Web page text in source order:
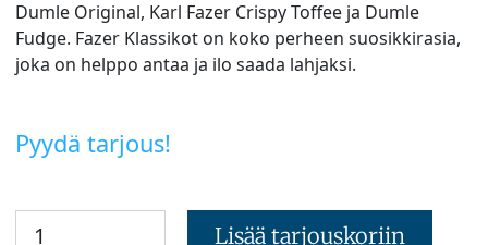
Dumle Original, Karl Fazer Crispy Toffee ja Dumle
Fudge. Fazer Klassikot on koko perheen suosikkirasia,
joka on helppo antaa ja ilo saada lahjaksi.
Pyydä tarjous!
Lisää tarjouskoriin